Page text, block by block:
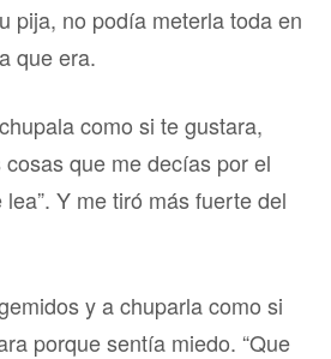
pija, no podía meterla toda en
que era.
como si te gustara,
que me decías por el
Y me tiró más fuerte del
y a chuparla como si
porque sentía miedo. “Que